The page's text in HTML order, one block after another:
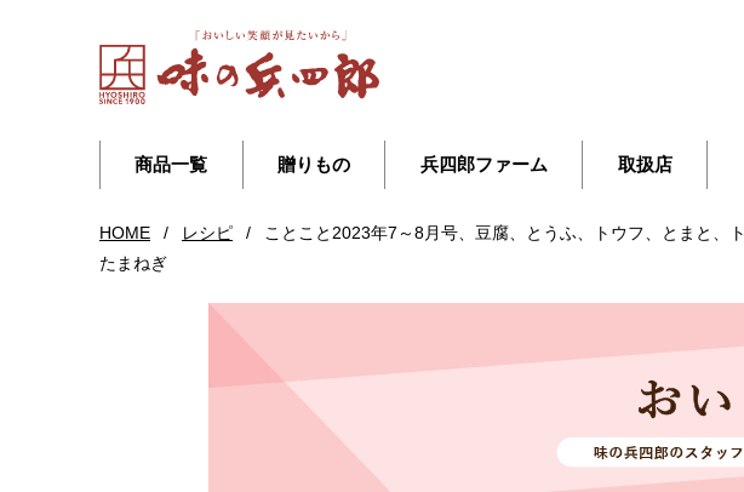
商品一覧 贈りもの 兵四郎ファーム 取扱店
HOME / レシピ /
ことこと2023年7～8月号、豆腐、とうふ、トウフ、とまと、
たまねぎ